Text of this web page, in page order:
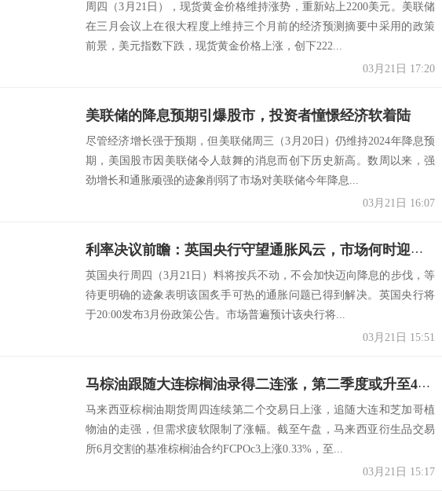
周四（3月21日），现货黄金价格维持涨势，重新站上2200美元。美联储
在三月会议上在很大程度上维持三个月前的经济预测摘要中采用的政策
前景，美元指数下跌，现货黄金价格上涨，创下222...
03月21日 17:20
美联储的降息预期引爆股市，投资者憧憬经济软着陆
尽管经济增长强于预期，但美联储周三（3月20日）仍维持2024年降息预
期，美国股市因美联储令人鼓舞的消息而创下历史新高。数周以来，强
劲增长和通胀顽强的迹象削弱了市场对美联储今年降息...
03月21日 16:07
利率决议前瞻：英国央行守望通胀风云，市场何时迎来转机？
英国央行周四（3月21日）料将按兵不动，不会加快迈向降息的步伐，等
待更明确的迹象表明该国炙手可热的通胀问题已得到解决。英国央行将
于20:00发布3月份政策公告。市场普遍预计该央行将...
03月21日 15:51
马棕油跟随大连棕榈油录得二连涨，第二季度或升至4859
马来西亚棕榈油期货周四连续第二个交易日上涨，追随大连和芝加哥植
物油的走强，但需求疲软限制了涨幅。截至午盘，马来西亚衍生品交易
所6月交割的基准棕榈油合约FCPOc3上涨0.33%，至...
03月21日 15:17